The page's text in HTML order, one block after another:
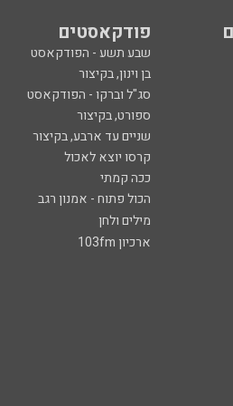
פודקאסטים
שבע תשע - הפודקאסט
בן וינון, בקיצור
סג"ל וברקו - הפודקאסט
ספורט, בקיצור
שניים עד ארבע, בקיצור
קרסו יוצא לאכול
ככה קמתי
הכול פתוח - אמנון רגב
מילים ולחן
ארכיון 103fm